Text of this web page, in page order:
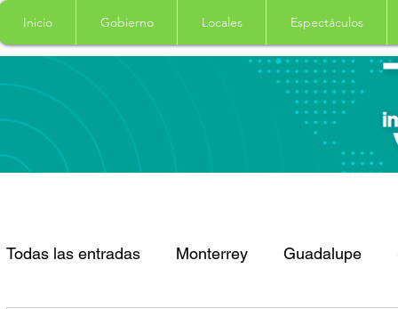
Inicio Gobierno Locales Espectáculos
Todas las entradas Monterrey Guadalupe